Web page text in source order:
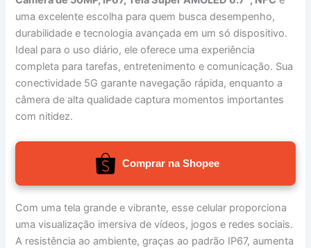
uma excelente escolha para quem busca desempenho,
durabilidade e tecnologia avançada em um só dispositivo.
Ideal para o uso diário, ele oferece uma experiência
completa para tarefas, entretenimento e comunicação. Sua
conectividade 5G garante navegação rápida, enquanto a
câmera de alta qualidade captura momentos importantes
com nitidez.
Comprar na Shopee
Com uma tela grande e vibrante, esse celular proporciona
uma visualização imersiva de vídeos, jogos e redes sociais.
A resistência ao ambiente, graças ao padrão IP67, aumenta